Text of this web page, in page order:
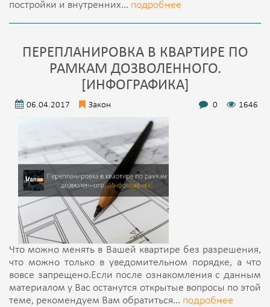
постройки и внутренних... подробнее
ПЕРЕПЛАНИРОВКА В КВАРТИРЕ ПО
РАМКАМ ДОЗВОЛЕННОГО.
[ИНФОГРАФИКА]
06.04.2017 Закон 1646
0
Что можно менять в Вашей квартире без разрешения,
что можно только в уведомительном порядке, а что
вовсе запрещено.Если после ознакомления с данным
материалом у Вас останутся открытые вопросы по этой
теме, рекомендуем Вам обратиться... подробнее